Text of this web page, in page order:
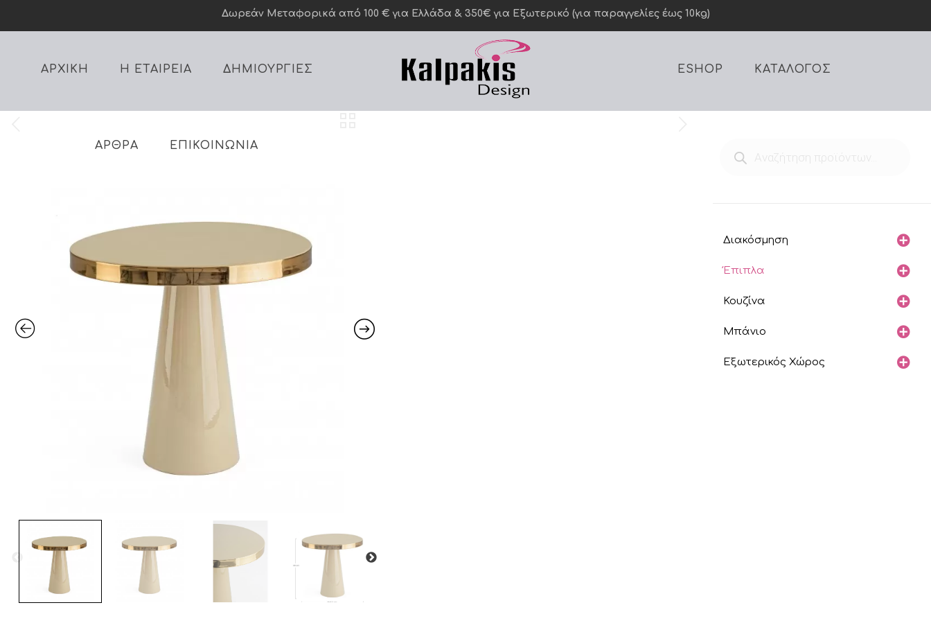
Δωρεάν Mεταφορικά από 100 € για Ελλάδα & 350€ για Eξωτερικό (για παραγγελίες έως 10kg)
ΑΡΧΙΚΗ Η ΕΤΑΙΡΕΙΑ ΔΗΜΙΟΥΡΓΙΕΣ
ΑΡΘΡΑ ΕΠΙΚΟΙΝΩΝΙΑ
ESHOP ΚΑΤΑΛΟΓΟΣ
search
Διακόσμηση
Έπιπλα
Κουζίνα
Μπάνιο
Εξωτερικός Χώρος